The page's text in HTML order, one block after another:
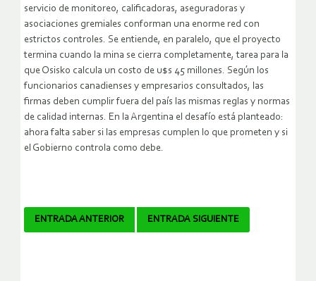
servicio de monitoreo, calificadoras, aseguradoras y
asociaciones gremiales conforman una enorme red con
estrictos controles. Se entiende, en paralelo, que el proyecto
termina cuando la mina se cierra completamente, tarea para la
que Osisko calcula un costo de u$s 45 millones. Según los
funcionarios canadienses y empresarios consultados, las
firmas deben cumplir fuera del país las mismas reglas y normas
de calidad internas. En la Argentina el desafío está planteado:
ahora falta saber si las empresas cumplen lo que prometen y si
el Gobierno controla como debe.
Navegador
ENTRADA ANTERIOR ENTRADA SIGUIENTE